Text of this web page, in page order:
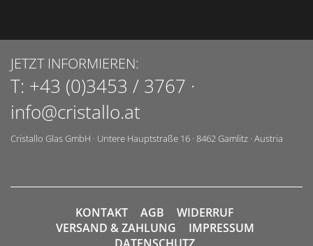
JETZT INFORMIEREN:
T: +43 (0)3453 / 3767 ·
info@cristallo.at
Cristallo Glas GmbH · Untere Hauptstraße 16 · 8462Gamlitz · Austria
KONTAKT AGB
WIDERRUF
VERSAND & ZAHLUNG
IMPRESSUM